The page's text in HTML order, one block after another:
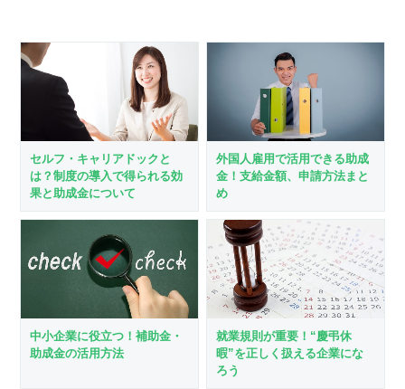
セルフ・キャリアドックと
は？制度の導入で得られる効
果と助成金について
外国人雇用で活用できる助成
金！支給金額、申請方法まと
め
中小企業に役立つ！補助金・
助成金の活用方法
就業規則が重要！“慶弔休
暇”を正しく扱える企業にな
ろう